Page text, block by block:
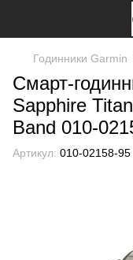
Годинники Garmin
Смарт-
Sapphire
Band 010-
Артикул: 010-02158-95